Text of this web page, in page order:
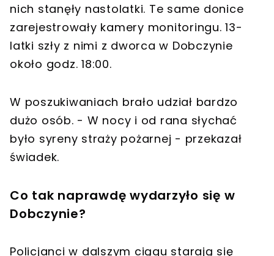
nich stanęły nastolatki. Te same donice
zarejestrowały kamery monitoringu. 13-
latki szły z nimi z dworca w Dobczynie
około godz. 18:00.
W poszukiwaniach brało udział bardzo
dużo osób. - W nocy i od rana słychać
było syreny straży pożarnej - przekazał
świadek.
Co tak naprawdę wydarzyło się w
Dobczynie?
Policjanci w dalszym ciągu starają się